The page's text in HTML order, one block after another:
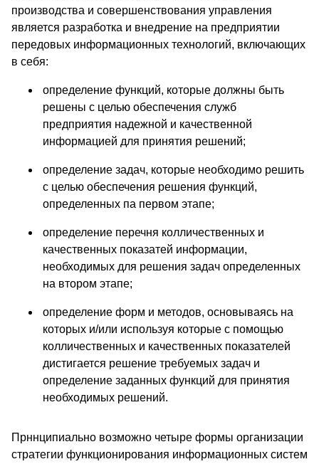
производства и совершенствования управления
является разработка и внедрение на предприятии
передовых информационных технологий, включающих
в себя:
определение функций, которые должны быть
решены с целью обеспечения служб
предприятия надежной и качественной
информацией для принятия решений;
определение задач, которые необходимо решить
с целью обеспечения решения функций,
определенных па первом этапе;
определение перечня колличественных и
качественных показатей информации,
необходимых для решения задач определенных
на втором этапе;
определение форм и методов, основываясь на
которых и/или используя которые с помощью
колличественных и качественных показателей
дистигается решение требуемых задач и
определение заданных функций для принятия
необходимых решений.
Прннципиально возможно четыре формы организации
стратегии функционирования информационных систем